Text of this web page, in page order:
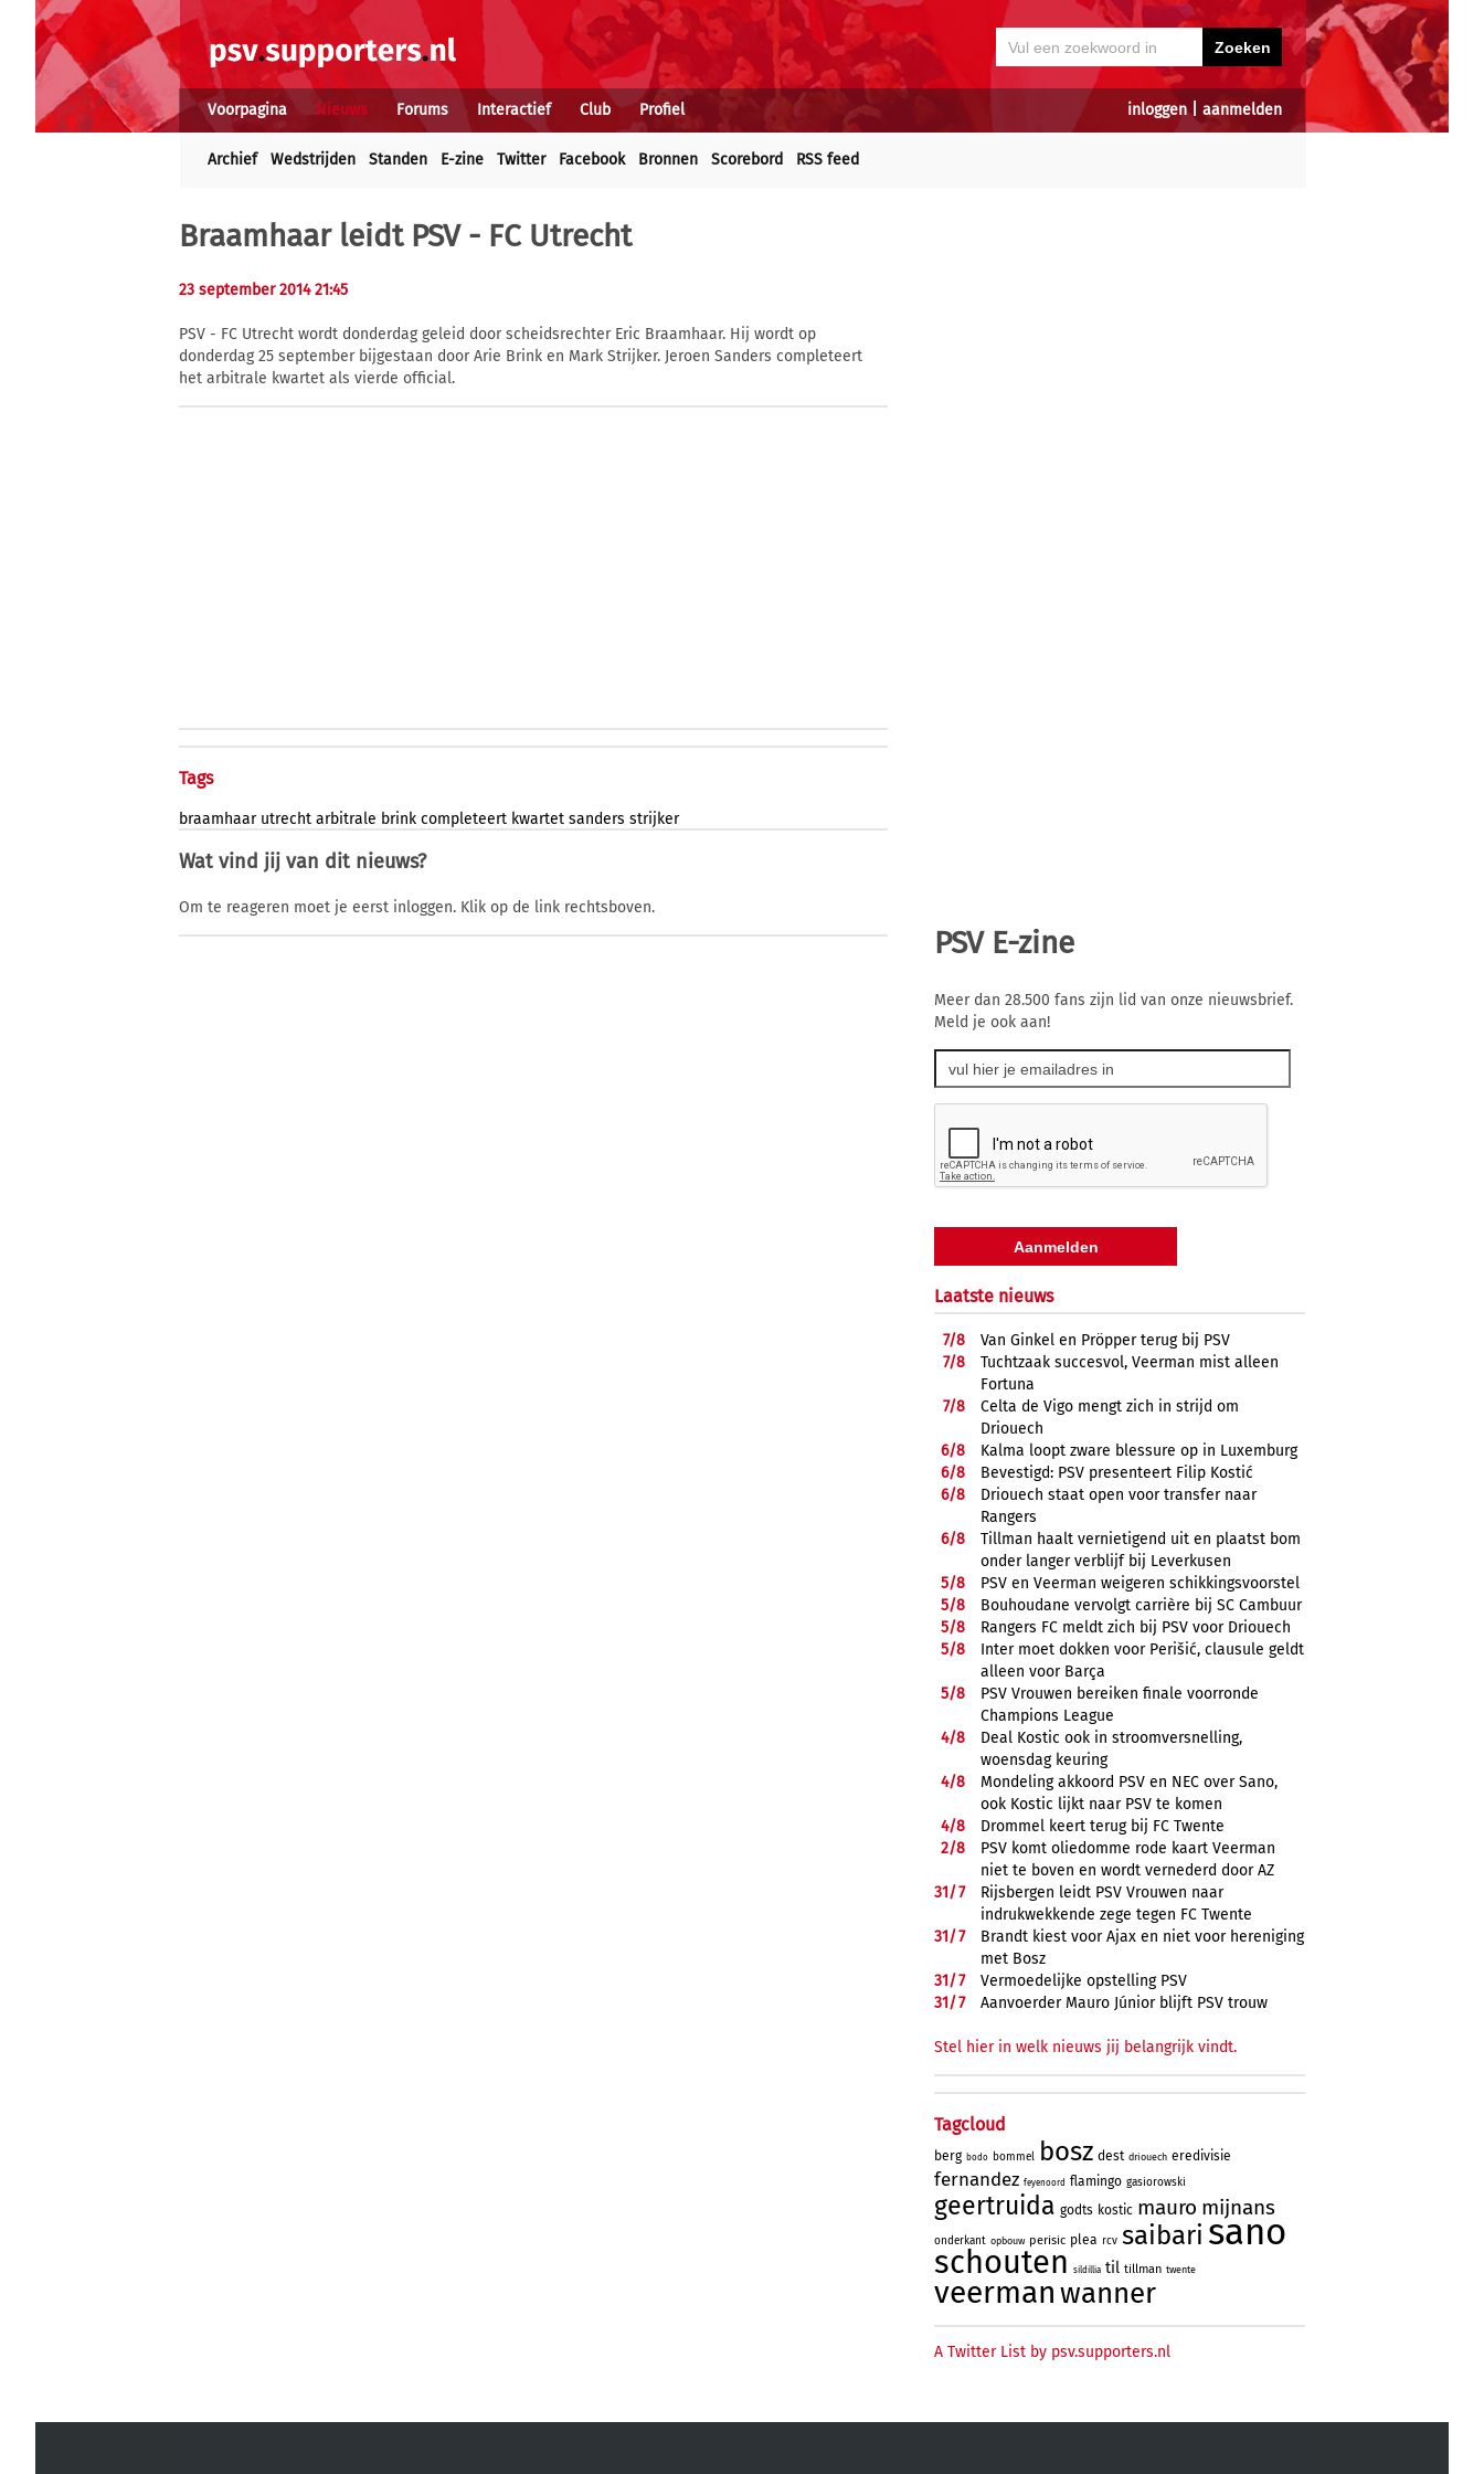
inloggen| aanmelden
Voorpagina Nieuws Forums Interactief Club Profiel
Archief Wedstrijden Standen E-zine Twitter Facebook Bronnen Scorebord RSS feed
Braamhaar leidt PSV - FC Utrecht
23 september 2014 21:45
PSV - FC Utrecht wordt donderdag geleid door scheidsrechter Eric Braamhaar. Hij wordt op
donderdag 25 september bijgestaan door Arie Brink en Mark Strijker. Jeroen Sanders completeert
het arbitrale kwartet als vierde official.
Tags
braamhaar utrecht arbitrale brink completeert kwartet sanders strijker
Wat vind jij van dit nieuws?
Om te reageren moet je eerst inloggen. Klik op de link rechtsboven.
PSV E-zine
Meer dan 28.500 fans zijn lid van onze nieuwsbrief.
Meld je ook aan!
Laatste nieuws
7/8
Van Ginkel en Pröpper terug bij PSV
7/8
Tuchtzaak succesvol, Veerman mist alleen
Fortuna
7/8
Celta de Vigo mengt zich in strijd om
Driouech
6/8
Kalma loopt zware blessure op in Luxemburg
6/8
Bevestigd: PSV presenteert Filip Kostić
6/8
Driouech staat open voor transfer naar
Rangers
6/8
Tillman haalt vernietigend uit en plaatst bom
onder langer verblijf bij Leverkusen
5/8
PSV en Veerman weigeren schikkingsvoorstel
5/8
Bouhoudane vervolgt carrière bij SC Cambuur
5/8
Rangers FC meldt zich bij PSV voor Driouech
5/8
Inter moet dokken voor Perišić, clausule geldt
alleen voor Barça
5/8
PSV Vrouwen bereiken finale voorronde
Champions League
4/8
Deal Kostic ook in stroomversnelling,
woensdag keuring
4/8
Mondeling akkoord PSV en NEC over Sano,
ook Kostic lijkt naar PSV te komen
4/8
Drommel keert terug bij FC Twente
2/8
PSV komt oliedomme rode kaart Veerman
niet te boven en wordt vernederd door AZ
31/7
Rijsbergen leidt PSV Vrouwen naar
indrukwekkende zege tegen FC Twente
31/7
Brandt kiest voor Ajax en niet voor hereniging
met Bosz
31/7
Vermoedelijke opstelling PSV
31/7 Aanvoerder Mauro Júnior blijft PSV trouw
Stel hier in welk nieuws jij belangrijk vindt.
Tagcloud
berg bodo bommel bosz dest driouech eredivisie
fernandez feyenoord flamingo gasiorowski
geertruida godts kostic mauro mijnans
onderkant opbouw perisic plea rcv saibari sano
schouten sildillia til tillman twente
veermanwanner
A Twitter List by psv.supporters.nl